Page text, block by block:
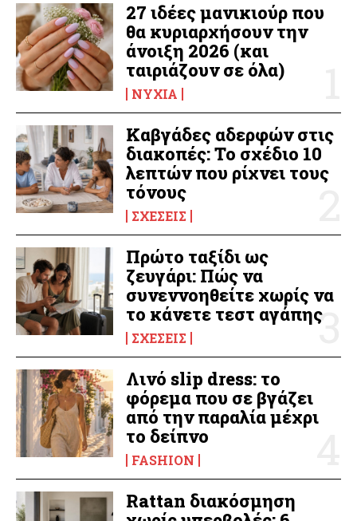
27 ιδέες μανικιούρ που
θα κυριαρχήσουν την
άνοιξη 2026 (και
ταιριάζουν σε όλα)
ΝΎΧΙΑ
Καβγάδες αδερφών στις
διακοπές: Το σχέδιο 10
λεπτών που ρίχνει τους
τόνους
ΣΧΈΣΕΙΣ
Πρώτο ταξίδι ως
ζευγάρι: Πώς να
συνεννοηθείτε χωρίς να
το κάνετε τεστ αγάπης
ΣΧΈΣΕΙΣ
Λινό slip dress: το
φόρεμα που σε βγάζει
από την παραλία μέχρι
το δείπνο
FASHION
Rattan διακόσμηση